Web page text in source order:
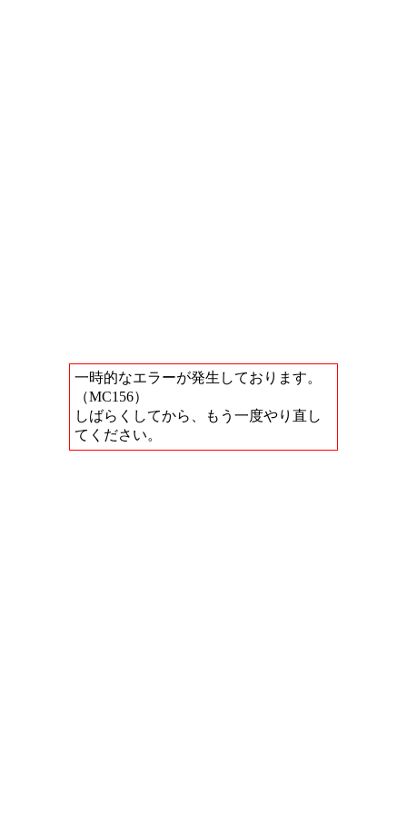
一時的なエラーが発生しております。
（MC156）
しばらくしてから、もう一度やり直し
てください。